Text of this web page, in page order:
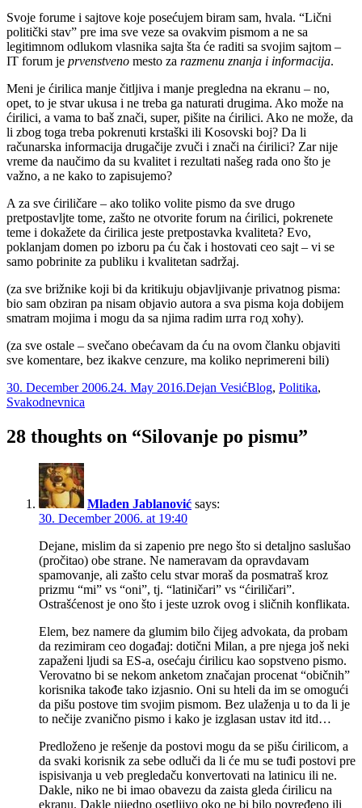
Svoje forume i sajtove koje posećujem biram sam, hvala. “Lični
politički stav” pre ima sve veze sa ovakvim pismom a ne sa
legitimnom odlukom vlasnika sajta šta će raditi sa svojim sajtom –
IT forum je prvenstveno mesto za razmenu znanja i informacija.
Meni je ćirilica manje čitljiva i manje pregledna na ekranu – no,
opet, to je stvar ukusa i ne treba ga naturati drugima. Ako može na
ćirilici, a vama to baš znači, super, pišite na ćirilici. Ako ne može, da
li zbog toga treba pokrenuti krstaški ili Kosovski boj? Da li
računarska informacija drugačije zvuči i znači na ćirilici? Zar nije
vreme da naučimo da su kvalitet i rezultati našeg rada ono što je
važno, a ne kako to zapisujemo?
A za sve ćiriličare – ako toliko volite pismo da sve drugo
pretpostavljte tome, zašto ne otvorite forum na ćirilici, pokrenete
teme i dokažete da ćirilica jeste pretpostavka kvaliteta? Evo,
poklanjam domen po izboru pa ću čak i hostovati ceo sajt – vi se
samo pobrinite za publiku i kvalitetan sadržaj.
(za sve brižnike koji bi da kritikuju objavljivanje privatnog pisma:
bio sam obziran pa nisam objavio autora a sva pisma koja dobijem
smatram mojima i mogu da sa njima radim шта год хоћу).
(za sve ostale – svečano obećavam da ću na ovom članku objaviti
sve komentare, bez ikakve cenzure, ma koliko neprimereni bili)
Posted
on
30. December 2006.24. May 2016.Author
Dejan VesićCategories
Blog, Politika,
Svakodnevnica
28 thoughts on “Silovanje po pismu”
Mladen Jablanović says:
30. December 2006. at 19:40
Dejane, mislim da si zapenio pre nego što si detaljno saslušao
(pročitao) obe strane. Ne nameravam da opravdavam
spamovanje, ali zašto celu stvar moraš da posmatraš kroz
prizmu “mi” vs “oni”, tj. “latiničari” vs “ćiriličari”.
Ostrašćenost je ono što i jeste uzrok ovog i sličnih konflikata.
Elem, bez namere da glumim bilo čijeg advokata, da probam
da rezimiram ceo događaj: dotični Milan, a pre njega još neki
zapaženi ljudi sa ES-a, osećaju ćirilicu kao sopstveno pismo.
Verovatno bi se nekom anketom značajan procenat “običnih”
korisnika takođe tako izjasnio. Oni su hteli da im se omogući
da pišu postove tim svojim pismom. Bez ulaženja u to da li je
to nečije zvanično pismo i kako je izglasan ustav itd itd…
Predloženo je rešenje da postovi mogu da se pišu ćirilicom, a
da svaki korisnik za sebe odluči da li će mu se tuđi postovi pre
ispisivanja u veb pregledaču konvertovati na latinicu ili ne.
Dakle, niko ne bi imao obavezu da zaista gleda ćirilicu na
ekranu. Dakle nijedno osetljivo oko ne bi bilo povređeno ili